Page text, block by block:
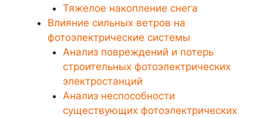
Тяжелое накопление снега
Влияние сильных ветров на
фотоэлектрические системы
Анализ повреждений и потерь
строительных фотоэлектрических
электростанций
Анализ неспособности
существующих фотоэлектрических